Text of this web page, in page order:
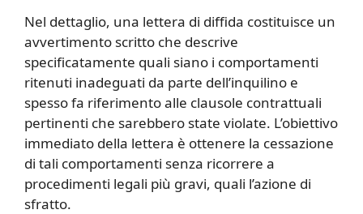
Nel dettaglio, una lettera di diffida costituisce un
avvertimento scritto che descrive
specificatamente quali siano i comportamenti
ritenuti inadeguati da parte dell’inquilino e
spesso fa riferimento alle clausole contrattuali
pertinenti che sarebbero state violate. L’obiettivo
immediato della lettera è ottenere la cessazione
di tali comportamenti senza ricorrere a
procedimenti legali più gravi, quali l’azione di
sfratto.